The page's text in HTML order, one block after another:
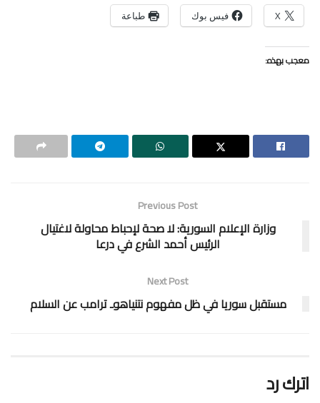
X فيس بوك طباعة
معجب بهذه:
Previous Post
وزارة الإعلام السورية: لا صحة لإحباط محاولة لاغتيال
الرئيس أحمد الشرع في درعا
Next Post
مستقبل سوريا في ظل مفهوم نتنياهوـ ترامب عن السلام
اترك رد